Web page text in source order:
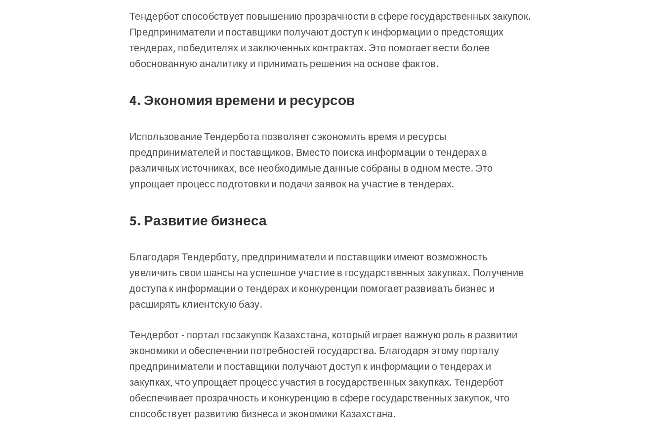
Тендербот способствует повышению прозрачности в сфере государственных закупок.
Предприниматели и поставщики получают доступ к информации о предстоящих
тендерах, победителях и заключенных контрактах. Это помогает вести более
обоснованную аналитику и принимать решения на основе фактов.
4. Экономия времени и ресурсов
Использование Тендербота позволяет сэкономить время и ресурсы
предпринимателей и поставщиков. Вместо поиска информации о тендерах в
различных источниках, все необходимые данные собраны в одном месте. Это
упрощает процесс подготовки и подачи заявок на участие в тендерах.
5. Развитие бизнеса
Благодаря Тендерботу, предприниматели и поставщики имеют возможность
увеличить свои шансы на успешное участие в государственных закупках. Получение
доступа к информации о тендерах и конкуренции помогает развивать бизнес и
расширять клиентскую базу.
Тендербот - портал госзакупок Казахстана, который играет важную роль в развитии
экономики и обеспечении потребностей государства. Благодаря этому порталу
предприниматели и поставщики получают доступ к информации о тендерах и
закупках, что упрощает процесс участия в государственных закупках. Тендербот
обеспечивает прозрачность и конкуренцию в сфере государственных закупок, что
способствует развитию бизнеса и экономики Казахстана.